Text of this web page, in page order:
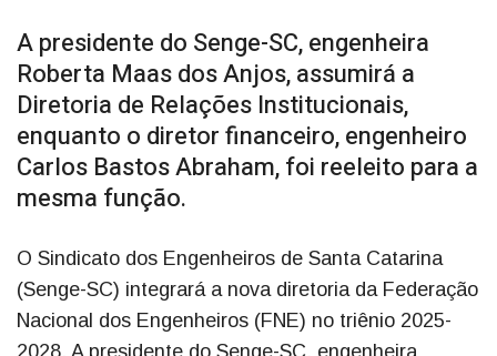
A presidente do Senge-SC, engenheira
Roberta Maas dos Anjos, assumirá a
Diretoria de Relações Institucionais,
enquanto o diretor financeiro, engenheiro
Carlos Bastos Abraham, foi reeleito para a
mesma função.
O Sindicato dos Engenheiros de Santa Catarina
(Senge-SC) integrará a nova diretoria da Federação
Nacional dos Engenheiros (FNE) no triênio 2025-
2028. A presidente do Senge-SC, engenheira